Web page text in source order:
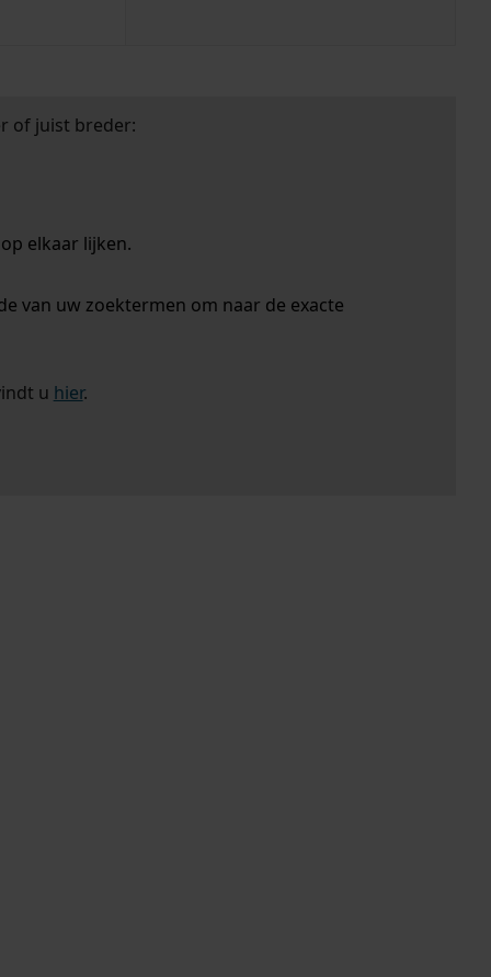
of juist breder:
elkaar lijken.
van uw zoektermen om naar de exacte
u hier.